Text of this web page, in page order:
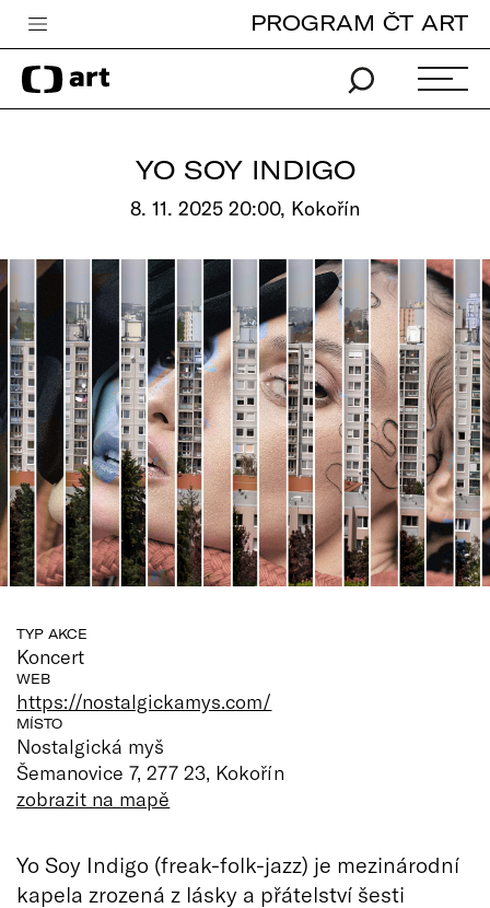
Česká televize
Zpravodajství
Pro děti
edu
Vše o ČT
PROGRAM ČT ART
YO SOY INDIGO
8. 11. 2025 20:00, Kokořín
TYP AKCE
Koncert
WEB
https://nostalgickamys.com/
MÍSTO
Nostalgická myš
Šemanovice 7, 277 23, Kokořín
zobrazit na mapě
Yo Soy Indigo (freak-folk-jazz) je mezinárodní
kapela zrozená z lásky a přátelství šesti